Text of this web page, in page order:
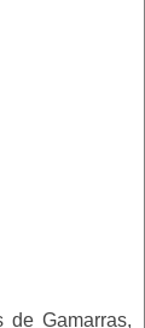
de Gamarras,